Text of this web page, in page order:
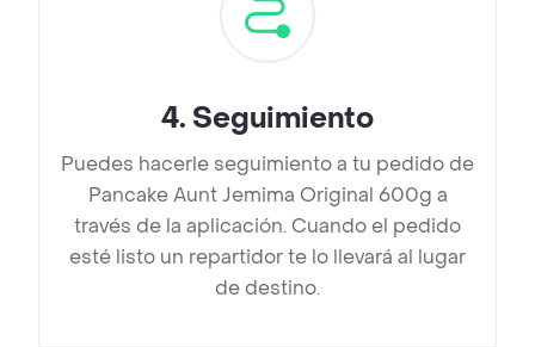
4. Seguimiento
Puedes hacerle seguimiento a tu pedido de
Pancake Aunt Jemima Original 600g a
través de la aplicación. Cuando el pedido
esté listo un repartidor te lo llevará al lugar
de destino.